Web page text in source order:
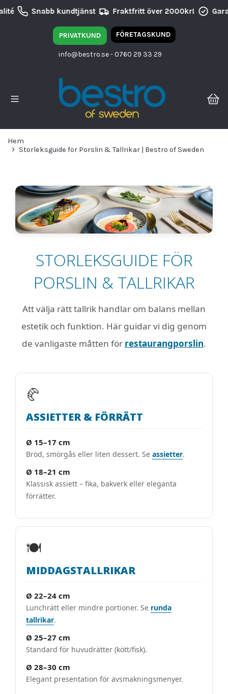
Snabb kundtjänst Fraktfritt över 2000kr!
PRIVATKUND FÖRETAGSKUND
info@bestro.se- 0760 29 33 29
Hem
Storleksguide för Porslin & Tallrikar | Bestro of Sweden
STORLEKSGUIDE FÖR
PORSLIN & TALLRIKAR
Att välja rätt tallrik handlar om balans mellan
estetik och funktion. Här guidar vi dig genom
de vanligaste måtten för restaurangporslin.
🥐
ASSIETTER & FÖRRÄTT
Ø 15–17 cm
Bröd, smörgås eller liten dessert. Se assietter.
Ø 18–21 cm
Klassisk assiett – fika, bakverk eller eleganta
förrätter.
🍽
MIDDAGSTALLRIKAR
Ø 22–24 cm
Lunchrätt eller mindre portioner. Se runda
tallrikar.
Ø 25–27 cm
Standard för huvudrätter (kött/fisk).
Ø 28–30 cm
Elegant presentation för avsmakningsmenyer.